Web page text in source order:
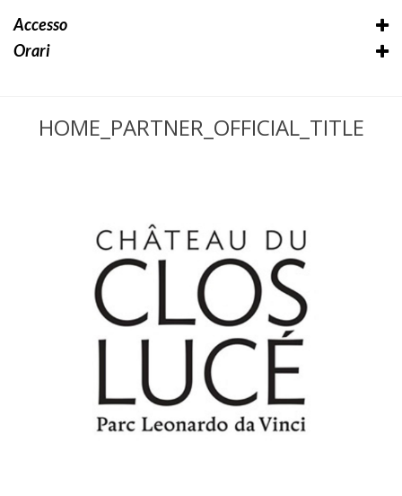
Accesso
Orari
HOME_PARTNER_OFFICIAL_TITLE